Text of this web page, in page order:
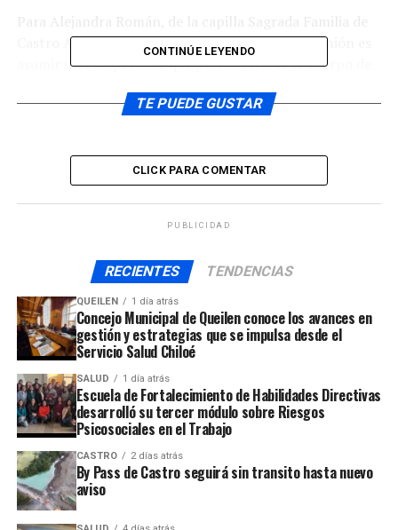
Castro Alto, recibirse como Ministra de la Comunión es
asumir un compromiso que permite llevar el Cuerpo de
Iglesia en los momentos en que se celebra la Eucaristía.
00:00
Por su parte Sergio Gamboa, de la capilla de Lourdes,
expresó que la labor de Ministro de la Comunión es una
tarea muy hermosa y permite responder a la invitación
a conocer la palabra del Señor.
Reproductor
de
audio
00:00 00:00
Cabe indicar que durante la ceremonia, otros 6
ministros de comunión que venían ejerciendo esta tarea
desde años anteriores, renovaron su compromiso de
seguir cumpliendo esta labor como es llevar el Cuerpo
de Cristo a los enfermos y más necesitados.
ARTÍCULOS RELACIONADOS:
UP NEXT
Ya se vive en la isla de Caguach una nueva festividad
CONTINÚE LEYENDO
TE PUEDE GUSTAR
CLICK PARA COMENTAR
PUBLICIDAD
RECIENTES TENDENCIAS
QUEILEN 1 día atrás
Concejo Municipal de Queilen conoce los avances en
gestión y estrategias que se impulsa desde el
Servicio Salud Chiloé
SALUD 1 día atrás
Escuela de Fortalecimiento de Habilidades Directivas
desarrolló su tercer módulo sobre Riesgos
Psicosociales en el Trabajo
CASTRO 2 días atrás
By Pass de Castro seguirá sin transito hasta nuevo
aviso